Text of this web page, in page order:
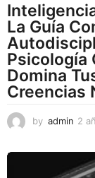
La Guía
Psicología
Domina
Creencias
by admin 2